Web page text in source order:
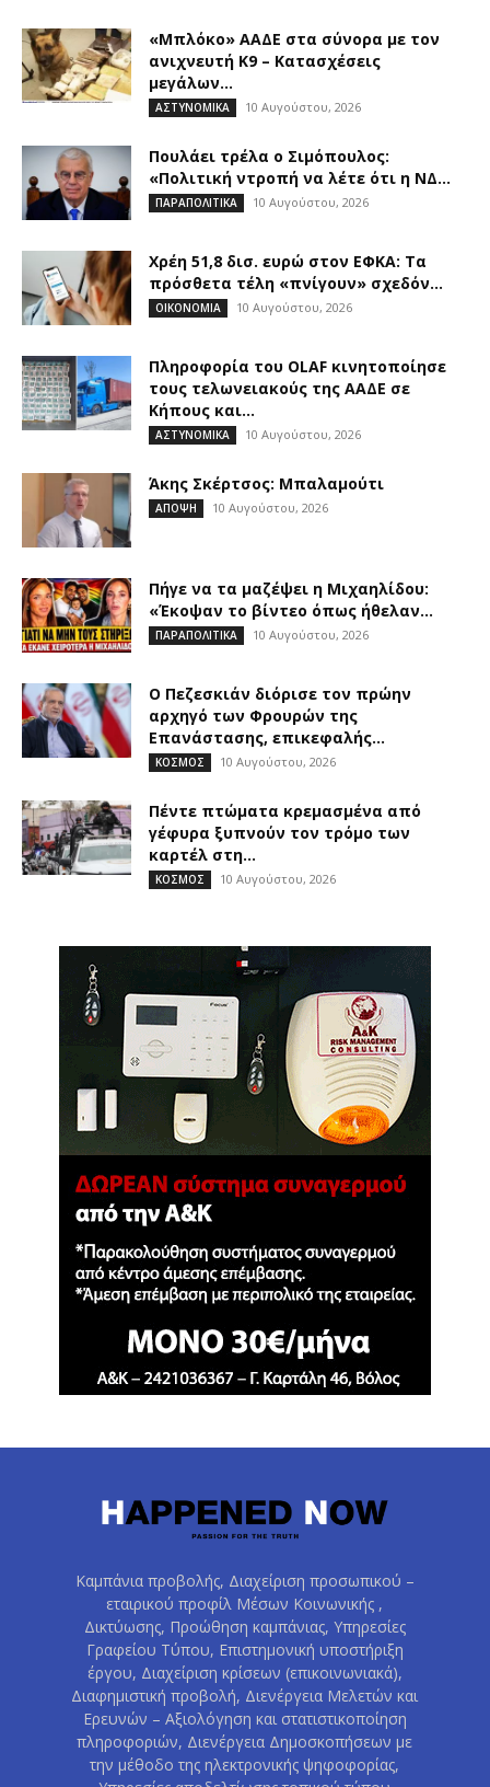
«Μπλόκο» ΑΑΔΕ στα σύνορα με τον
ανιχνευτή Κ9 – Κατασχέσεις
μεγάλων...
ΑΣΤΥΝΟΜΙΚΑ 10 Αυγούστου, 2026
Πουλάει τρέλα ο Σιμόπουλος:
«Πολιτική ντροπή να λέτε ότι η ΝΔ...
ΠΑΡΑΠΟΛΙΤΙΚΑ 10 Αυγούστου, 2026
Χρέη 51,8 δισ. ευρώ στον ΕΦΚΑ: Τα
πρόσθετα τέλη «πνίγουν» σχεδόν...
ΟΙΚΟΝΟΜΙΑ 10 Αυγούστου, 2026
Πληροφορία του OLAF κινητοποίησε
τους τελωνειακούς της ΑΑΔΕ σε
Κήπους και...
ΑΣΤΥΝΟΜΙΚΑ 10 Αυγούστου, 2026
Άκης Σκέρτσος: Μπαλαμούτι
ΑΠΟΨΗ 10 Αυγούστου, 2026
Πήγε να τα μαζέψει η Μιχαηλίδου:
«Έκοψαν το βίντεο όπως ήθελαν...
ΠΑΡΑΠΟΛΙΤΙΚΑ 10 Αυγούστου, 2026
Ο Πεζεσκιάν διόρισε τον πρώην
αρχηγό των Φρουρών της
Επανάστασης, επικεφαλής...
ΚΟΣΜΟΣ 10 Αυγούστου, 2026
Πέντε πτώματα κρεμασμένα από
γέφυρα ξυπνούν τον τρόμο των
καρτέλ στη...
ΚΟΣΜΟΣ 10 Αυγούστου, 2026
Καμπάνια προβολής, Διαχείριση προσωπικού –
εταιρικού προφίλ Μέσων Κοινωνικής ,
Δικτύωσης, Προώθηση καμπάνιας, Υπηρεσίες
Γραφείου Τύπου, Επιστημονική υποστήριξη
έργου, Διαχείριση κρίσεων (επικοινωνιακά),
Διαφημιστική προβολή, Διενέργεια Μελετών και
Ερευνών – Αξιολόγηση και στατιστικοποίηση
πληροφοριών, Διενέργεια Δημοσκοπήσεων με
την μέθοδο της ηλεκτρονικής ψηφοφορίας,